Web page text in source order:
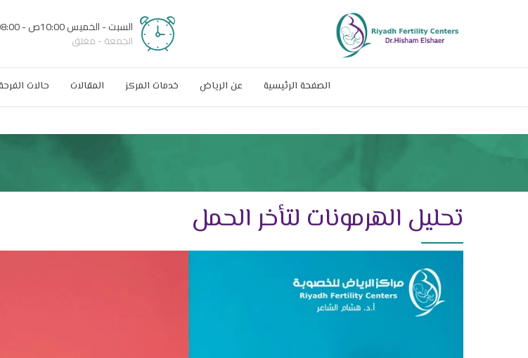
السبت - الخميس 10:00ص - 08:00م
الجمعة - مغلق
الصفحة الرئيسية عن الرياض خدمات المركز المقالات حالات
تحليل الهرمونات لتأخر الحمل